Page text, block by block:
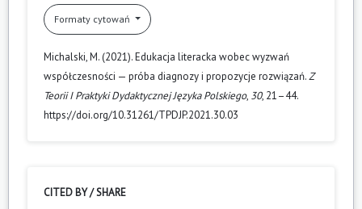
Formaty cytowań
Michalski, M. (2021). Edukacja literacka wobec wyzwań
współczesności — próba diagnozy i propozycje rozwiązań.Z
Teorii I Praktyki Dydaktycznej Języka Polskiego, 30, 21–44.
https://doi.org/10.31261/TPDJP.2021.30.03
CITED BY / SHARE